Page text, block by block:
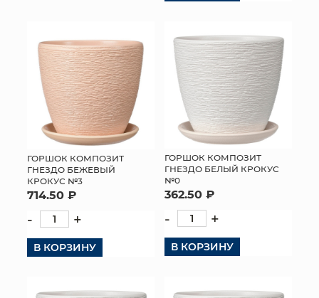
ГОРШОК КОМПОЗИТ
ГНЕЗДО БЕЖЕВЫЙ
КРОКУС №3
714.50 ₽
- +
В КОРЗИНУ
ГОРШОК КОМПОЗИТ
ГНЕЗДО БЕЛЫЙ КРОКУС
№0
362.50 ₽
- +
В КОРЗИНУ